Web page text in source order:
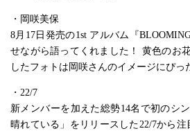
・岡咲美保
8月17日発売の1st アルバム『
せながら語ってくれました！ 黄色のお
したフォトは岡咲さんのイメージにぴっ
・22/7
新メンバーを加えた総勢14名で初のシ
晴れている」をリリースした22/7から